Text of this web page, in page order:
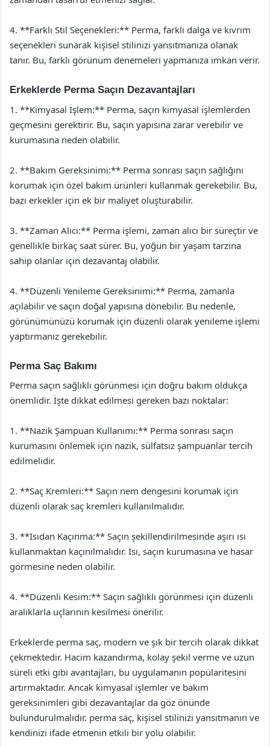
4. **Farklı Stil Seçenekleri:** Perma, farklı dalga ve kıvrım
seçenekleri sunarak kişisel stilinizi yansıtmanıza olanak
tanır. Bu, farklı görünüm denemeleri yapmanıza imkan verir.
Erkeklerde Perma Saçın Dezavantajları
1. **Kimyasal İşlem:** Perma, saçın kimyasal işlemlerden
geçmesini gerektirir. Bu, saçın yapısına zarar verebilir ve
kurumasına neden olabilir.
2. **Bakım Gereksinimi:** Perma sonrası saçın sağlığını
korumak için özel bakım ürünleri kullanmak gerekebilir. Bu,
bazı erkekler için ek bir maliyet oluşturabilir.
3. **Zaman Alıcı:** Perma işlemi, zaman alıcı bir süreçtir ve
genellikle birkaç saat sürer. Bu, yoğun bir yaşam tarzına
sahip olanlar için dezavantaj olabilir.
4. **Düzenli Yenileme Gereksinimi:** Perma, zamanla
açılabilir ve saçın doğal yapısına dönebilir. Bu nedenle,
görünümünüzü korumak için düzenli olarak yenileme işlemi
yaptırmanız gerekebilir.
Perma Saç Bakımı
Perma saçın sağlıklı görünmesi için doğru bakım oldukça
önemlidir. İşte dikkat edilmesi gereken bazı noktalar:
1. **Nazik Şampuan Kullanımı:** Perma sonrası saçın
kurumasını önlemek için nazik, sülfatsız şampuanlar tercih
edilmelidir.
2. **Saç Kremleri:** Saçın nem dengesini korumak için
düzenli olarak saç kremleri kullanılmalıdır.
3. **Isıdan Kaçınma:** Saçın şekillendirilmesinde aşırı ısı
kullanmaktan kaçınılmalıdır. Isı, saçın kurumasına ve hasar
görmesine neden olabilir.
4. **Düzenli Kesim:** Saçın sağlıklı görünmesi için düzenli
aralıklarla uçlarının kesilmesi önerilir.
Erkeklerde perma saç, modern ve şık bir tercih olarak dikkat
çekmektedir. Hacim kazandırma, kolay şekil verme ve uzun
süreli etki gibi avantajları, bu uygulamanın popülaritesini
artırmaktadır. Ancak kimyasal işlemler ve bakım
gereksinimleri gibi dezavantajlar da göz önünde
bulundurulmalıdır. perma saç, kişisel stilinizi yansıtmanın ve
kendinizi ifade etmenin etkili bir yolu olabilir.